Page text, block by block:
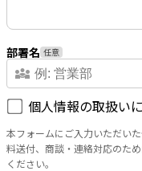
部署名 任意
diversity_3
個人情報の取扱い
本フォームにご入力いただい
料送付、商談・連絡対応のた
ください。